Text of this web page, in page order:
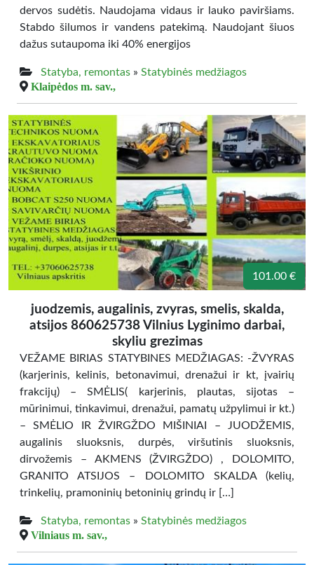
dervos sudėtis. Naudojama vidaus ir lauko paviršiams.
Stabdo šilumos ir vandens patekimą. Naudojant šiuos
dažus sutaupoma iki 40% energijos
Statyba, remontas » Statybinės medžiagos
Klaipėdos m. sav.,
101.00 €
juodzemis, augalinis, zvyras, smelis, skalda,
atsijos 860625738 Vilnius Lyginimo darbai,
skyliu grezimas
VEŽAME BIRIAS STATYBINES MEDŽIAGAS: -ŽVYRAS
(karjerinis, kelinis, betonavimui, drenažui ir kt, įvairių
frakcijų) – SMĖLIS( karjerinis, plautas, sijotas –
mūrinimui, tinkavimui, drenažui, pamatų užpylimui ir kt.)
– SMĖLIO IR ŽVIRGŽDO MIŠINIAI – JUODŽEMIS,
augalinis sluoksnis, durpės, viršutinis sluoksnis,
dirvožemis – AKMENS (ŽVIRGŽDO) , DOLOMITO,
GRANITO ATSIJOS – DOLOMITO SKALDA (kelių,
trinkelių, pramoninių betoninių grindų ir […]
Statyba, remontas » Statybinės medžiagos
Vilniaus m. sav.,